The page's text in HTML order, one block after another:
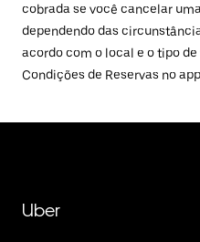
cobrada se você cancelar
dependendo das
acordo com o local e o tipo
Condições de Reservas no
Uber